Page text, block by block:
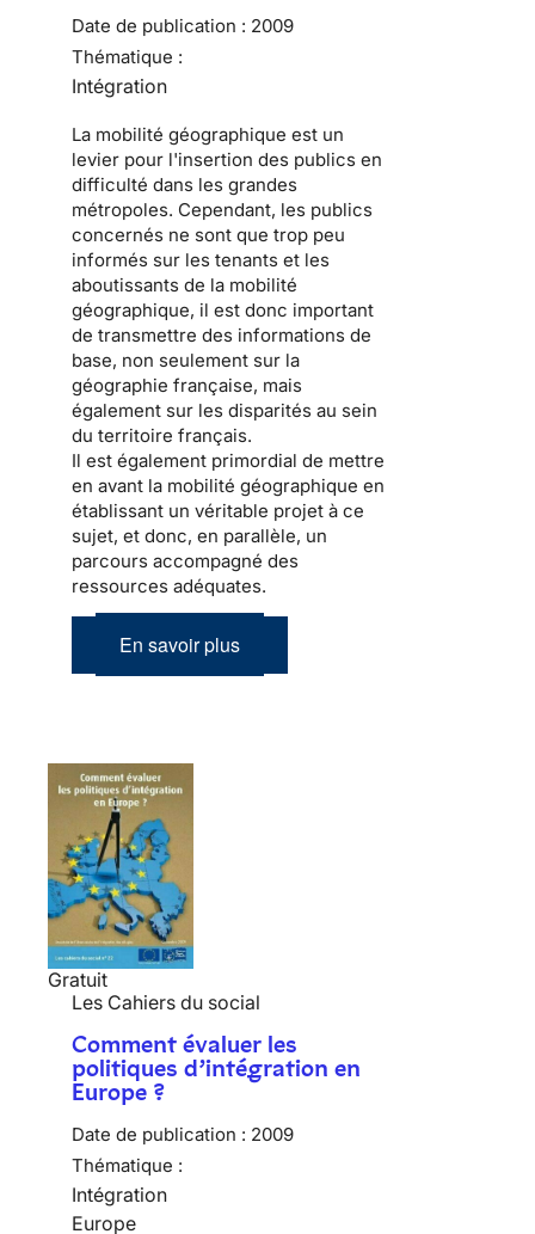
Date de publication : 2009
Thématique :
Intégration
La mobilité géographique est un
levier pour l'insertion des publics en
difficulté dans les grandes
métropoles. Cependant, les publics
concernés ne sont que trop peu
informés sur les tenants et les
aboutissants de la mobilité
géographique, il est donc important
de transmettre des informations de
base, non seulement sur la
géographie française, mais
également sur les disparités au sein
du territoire français.
Il est également primordial de mettre
en avant la mobilité géographique en
établissant un véritable projet à ce
sujet, et donc, en parallèle, un
parcours accompagné des
ressources adéquates.
En savoir plus
Gratuit
Les Cahiers du social
Comment évaluer les
politiques d’intégration en
Europe ?
Date de publication : 2009
Thématique :
Intégration
Europe